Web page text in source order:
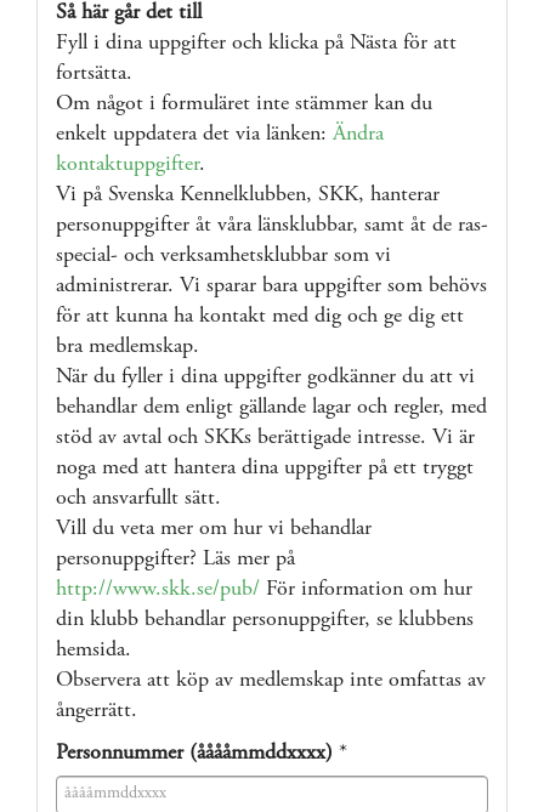
Så här går det till
Fyll i dina uppgifter och klicka på Nästa för att
fortsätta.
Om något i formuläret inte stämmer kan du
enkelt uppdatera det via länken:Ändra
kontaktuppgifter.
Vi på Svenska Kennelklubben, SKK, hanterar
personuppgifter åt våra länsklubbar, samt åt de ras-
special- och verksamhetsklubbar som vi
administrerar. Vi sparar bara uppgifter som behövs
för att kunna ha kontakt med dig och ge dig ett
bra medlemskap.
När du fyller i dina uppgifter godkänner du att vi
behandlar dem enligt gällande lagar och regler, med
stöd av avtal och SKKs berättigade intresse. Vi är
noga med att hantera dina uppgifter på ett tryggt
och ansvarfullt sätt.
Vill du veta mer om hur vi behandlar
personuppgifter? Läs mer på
http://www.skk.se/pub/ För information om hur
din klubb behandlar personuppgifter, se klubbens
hemsida.
Observera att köp av medlemskap inte omfattas av
ångerrätt.
Personnummer (ååååmmddxxxx) *